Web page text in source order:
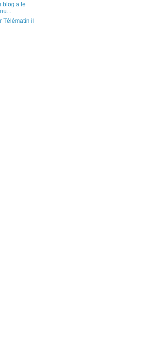
blog a le
Télématin il